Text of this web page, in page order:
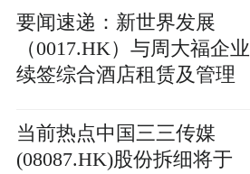
要闻速递：新世界发展
（0017.HK）与周大福企业
续签综合酒店租赁及管理
当前热点中国三三传媒
(08087.HK)股份拆细将于